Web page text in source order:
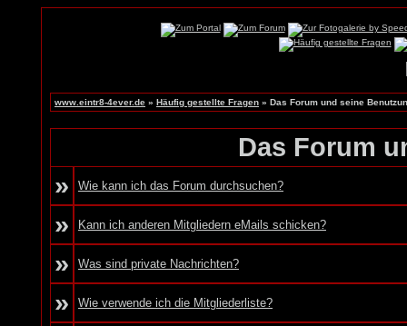
www.eintr8-4ever.de » Häufig gestellte Fragen » Das Forum und seine
Das Forum
»
Wie kann ich das Forum durchsuchen?
» Kann ich anderen Mitgliedern eMails schicken?
» Was sind private Nachrichten?
» Wie verwende ich die Mitgliederliste?